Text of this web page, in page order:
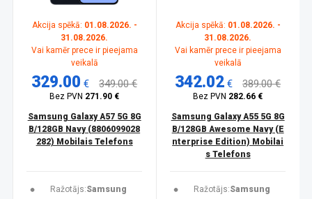
Akcija spēkā: 01.08.2026. -
31.08.2026.
Vai kamēr prece ir pieejama
veikalā
329.00 € 349.00 €
Bez PVN 271.90 €
Samsung Galaxy A57 5G 8G
B/128GB Navy (8806099028
282) Mobilais Telefons
Ražotājs:Samsung
Akcija spēkā: 01.08.2026. -
31.08.2026.
Vai kamēr prece ir pieejama
veikalā
342.02 € 389.00 €
Bez PVN 282.66 €
Samsung Galaxy A55 5G 8G
B/128GB Awesome Navy (E
nterprise Edition) Mobilai
s Telefons
Ražotājs:Samsung